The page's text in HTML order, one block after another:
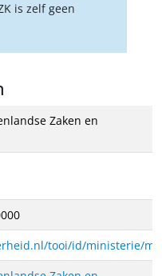
is zelf geen
Zaken en
tooi/id/ministerie/